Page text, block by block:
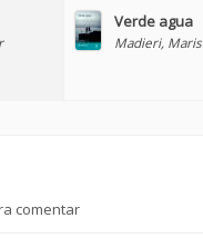
Verde agua
Madieri,
comentar